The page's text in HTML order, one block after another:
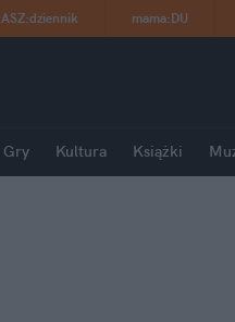
ASZ:dziennik mama:DU
Gry Kultura Książki